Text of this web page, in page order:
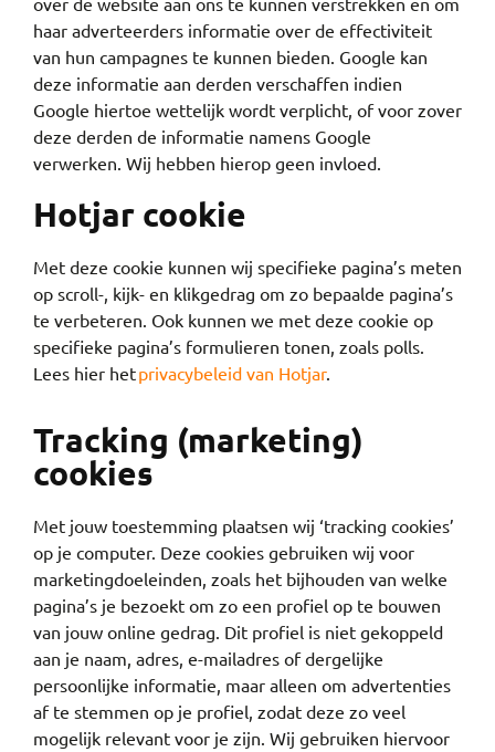
haar adverteerders informatie over de effectiviteit
van hun campagnes te kunnen bieden. Google kan
deze informatie aan derden verschaffen indien
Google hiertoe wettelijk wordt verplicht, of voor zover
deze derden de informatie namens Google
verwerken. Wij hebben hierop geen invloed.
Hotjar cookie
Met deze cookie kunnen wij specifieke pagina’s meten
op scroll-, kijk- en klikgedrag om zo bepaalde pagina’s
te verbeteren. Ook kunnen we met deze cookie op
specifieke pagina’s formulieren tonen, zoals polls.
Lees hier hetprivacybeleid van Hotjar.
Tracking (marketing)
cookies
Met jouw toestemming plaatsen wij ‘tracking cookies’
op je computer. Deze cookies gebruiken wij voor
marketingdoeleinden, zoals het bijhouden van welke
pagina’s je bezoekt om zo een profiel op te bouwen
van jouw online gedrag. Dit profiel is niet gekoppeld
aan je naam, adres, e-mailadres of dergelijke
persoonlijke informatie, maar alleen om advertenties
af te stemmen op je profiel, zodat deze zo veel
mogelijk relevant voor je zijn. Wij gebruiken hiervoor